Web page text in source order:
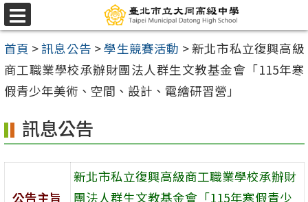
跳
至
主
要
內
區
選
單
首頁 >訊息公告 >學生競賽活動 >新北市私立復興高級
商工職業學校承辦財團法人群生文教基金會「115年寒
假青少年美術、空間、設計、電繪研習營」
訊息公告
公告主旨
新北市私立復興高級商工職業學校承辦財
團法人群生文教基金會「115年寒假青少